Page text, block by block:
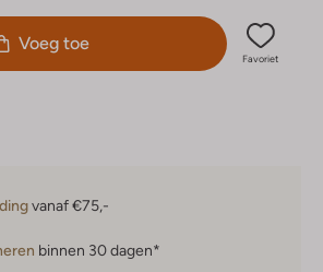
Voeg toe
Favoriet
vanaf €75,-
binnen 30 dagen*